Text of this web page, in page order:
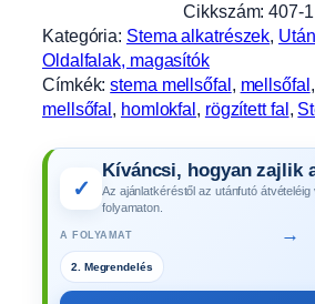
l
s
ő
f
l
Cikkszám: 407-1
Kategória: Stema alkatrészek,
Oldalfalak, magasítók
Címkék:stema mellsőfal , mellsőfal ,
mellsőfal , homlokfal , rögzített fal ,
✓
Kíváncsi, hogyan zajlik
Az ajánlatkéréstől az utánfutó átvételéig
folyamaton.
A FOLYAMAT →
2. Megrendelés